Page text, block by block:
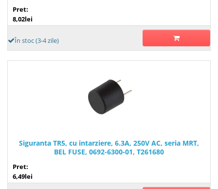
Pret:
8,02lei
În stoc (3-4 zile)
Siguranta TR5, cu intarziere, 6.3A, 250V AC, seria MRT,
BEL FUSE, 0692-6300-01, T261680
Pret:
6,49lei